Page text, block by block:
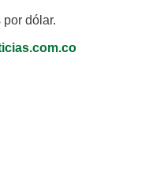
dólar.